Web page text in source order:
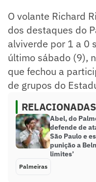
O volante Richard
dos destaques do
alviverde por 1 a 0
último sábado (9),
que fechou a
de grupos do
RELACIONADAS
Abel, do
defende de
São Paulo e
punição a
limites’
Palmeiras